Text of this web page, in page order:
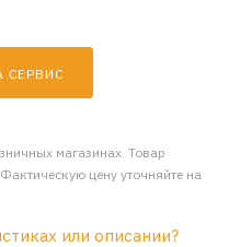
СЕРВИС
магазинах. Товар
цену уточняйте на
или описании?